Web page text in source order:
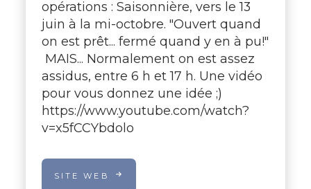
opérations : Saisonnière, vers le 13
juin à la mi-octobre. "Ouvert quand
on est prêt... fermé quand y en à pu!"
MAIS... Normalement on est assez
assidus, entre 6 h et 17 h. Une vidéo
pour vous donnez une idée ;)
https://www.youtube.com/watch?
v=x5fCCYbdolo
SITE WEB